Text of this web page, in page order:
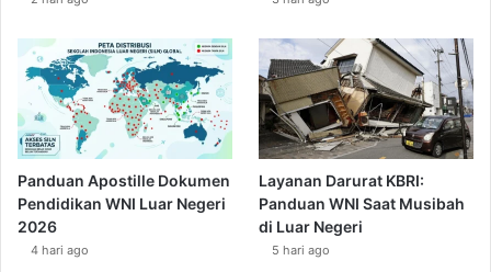
Panduan Apostille Dokumen
Pendidikan WNI Luar Negeri
2026
4 hari ago
Layanan Darurat KBRI:
Panduan WNI Saat Musibah
di Luar Negeri
5 hari ago